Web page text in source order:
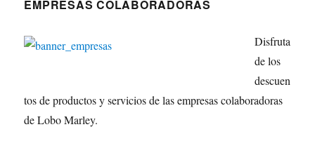
EMPRESAS COLABORADORAS
Disfruta
de los
descuen
tos de productos y servicios de las empresas colaboradoras
de Lobo Marley.